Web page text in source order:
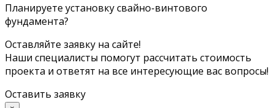
Планируете установку свайно-винтового
фундамента?
Оставляйте заявку на сайте!
Наши специалисты помогут рассчитать стоимость
проекта и ответят на все интересующие вас вопросы!
Оставить заявку